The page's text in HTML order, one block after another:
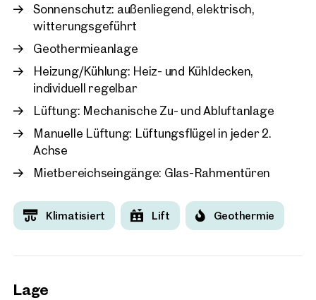
Sonnenschutz: außenliegend, elektrisch,
witterungsgeführt
Geothermieanlage
Heizung/Kühlung: Heiz- und Kühldecken,
individuell regelbar
Lüftung: Mechanische Zu- und Abluftanlage
Manuelle Lüftung: Lüftungsflügel in jeder 2.
Achse
Mietbereichseingänge: Glas-Rahmentüren
Klimatisiert Lift Geothermie
Lage